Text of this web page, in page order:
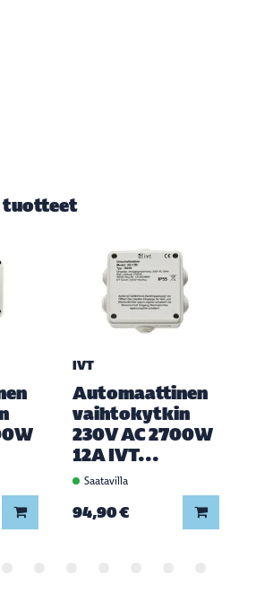
tuotteet
Lisää koriin
IVT
Automaattinen
vaihtokytkin
230V AC 2700W
12A IVT...
Saatavilla
94,90 € Lisää